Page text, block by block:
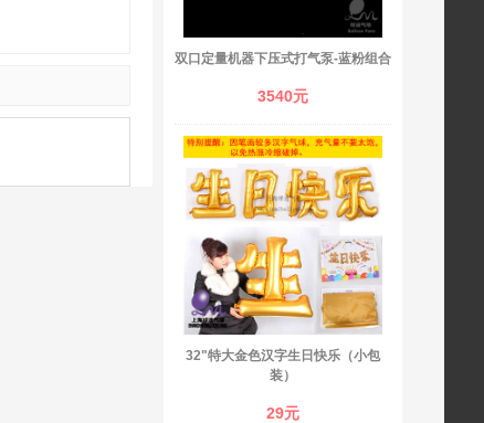
双口定量机器下压式打气泵-蓝粉组合
3540元
32"特大金色汉字生日快乐（小包
装）
29元